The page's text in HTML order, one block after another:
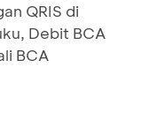
QRIS di
Debit BCA
BCA